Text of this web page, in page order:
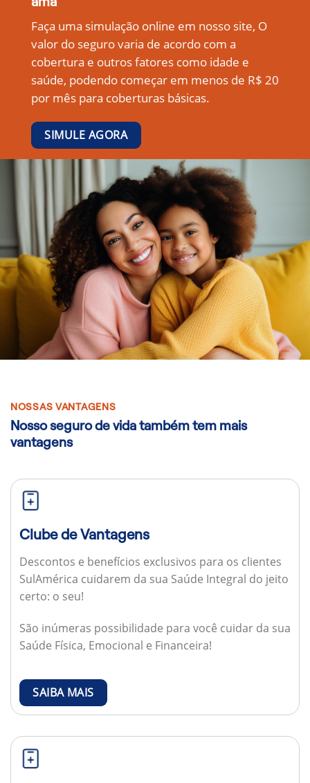
Faça uma simulação online em nosso site, O
valor do seguro varia de acordo com a
cobertura e outros fatores como idade e
saúde, podendo começar em menos de R$ 20
por mês para coberturas básicas.
SIMULE AGORA
NOSSAS VANTAGENS
Nosso seguro de vida também tem mais
vantagens
Clube de Vantagens
Descontos e benefícios exclusivos para os clientes
SulAmérica cuidarem da sua Saúde Integral do jeito
certo: o seu!
São inúmeras possibilidade para você cuidar da sua
Saúde Física, Emocional e Financeira!
SAIBA MAIS